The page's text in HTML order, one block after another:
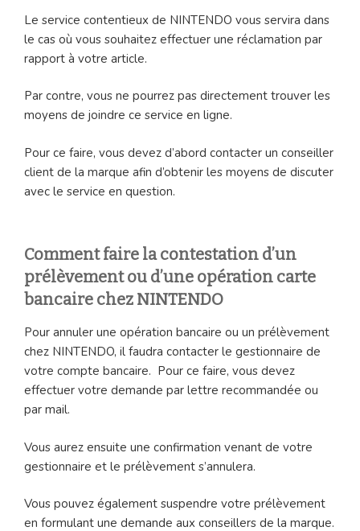
Le service contentieux de NINTENDO vous servira dans
le cas où vous souhaitez effectuer une réclamation par
rapport à votre article.
Par contre, vous ne pourrez pas directement trouver les
moyens de joindre ce service en ligne.
Pour ce faire, vous devez d’abord contacter un conseiller
client de la marque afin d’obtenir les moyens de discuter
avec le service en question.
Comment faire la contestation d’un
prélèvement ou d’une opération carte
bancaire chez NINTENDO
Pour annuler une opération bancaire ou un prélèvement
chez NINTENDO, il faudra contacter le gestionnaire de
votre compte bancaire. Pour ce faire, vous devez
effectuer votre demande par lettre recommandée ou
par mail.
Vous aurez ensuite une confirmation venant de votre
gestionnaire et le prélèvement s’annulera.
Vous pouvez également suspendre votre prélèvement
en formulant une demande aux conseillers de la marque.